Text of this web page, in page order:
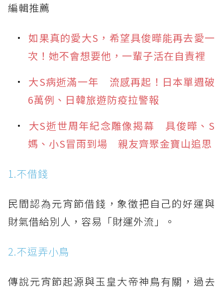
編輯推薦
如果真的愛大S，希望具俊曄能再去愛一
次！她不會想要他，一輩子活在自責裡
大S病逝滿一年 流感再起！日本單週破
6萬例、日韓旅遊防疫拉警報
大S逝世周年紀念雕像揭幕 具俊曄、S
媽、小S冒雨到場 親友齊聚金寶山追思
1.不借錢
民間認為元宵節借錢，象徵把自己的好運與
財氣借給別人，容易「財運外流」。
2.不逗弄小鳥
傳說元宵節起源與玉皇大帝神鳥有關，過去